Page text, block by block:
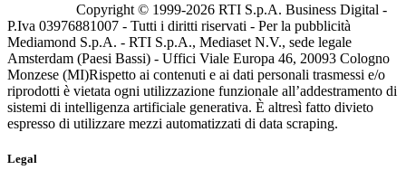
Copyright © 1999-2026 RTI S.p.A. Business Digital -
P.Iva 03976881007 - Tutti i diritti riservati - Per la pubblicità
Mediamond S.p.A. - RTI S.p.A., Mediaset N.V., sede legale
Amsterdam (Paesi Bassi) - Uffici Viale Europa 46, 20093 Cologno
Monzese (MI)Rispetto ai contenuti e ai dati personali trasmessi e/o
riprodotti è vietata ogni utilizzazione funzionale all’addestramento di
sistemi di intelligenza artificiale generativa. È altresì fatto divieto
espresso di utilizzare mezzi automatizzati di data scraping.
Legal